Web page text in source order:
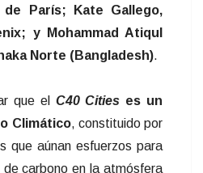
de París; Kate Gallego,
y Mohammad Atiqul
Norte (Bangladesh).
que el C40 Cities es un
Climático, constituido por
que aúnan esfuerzos para
de carbono en la atmósfera